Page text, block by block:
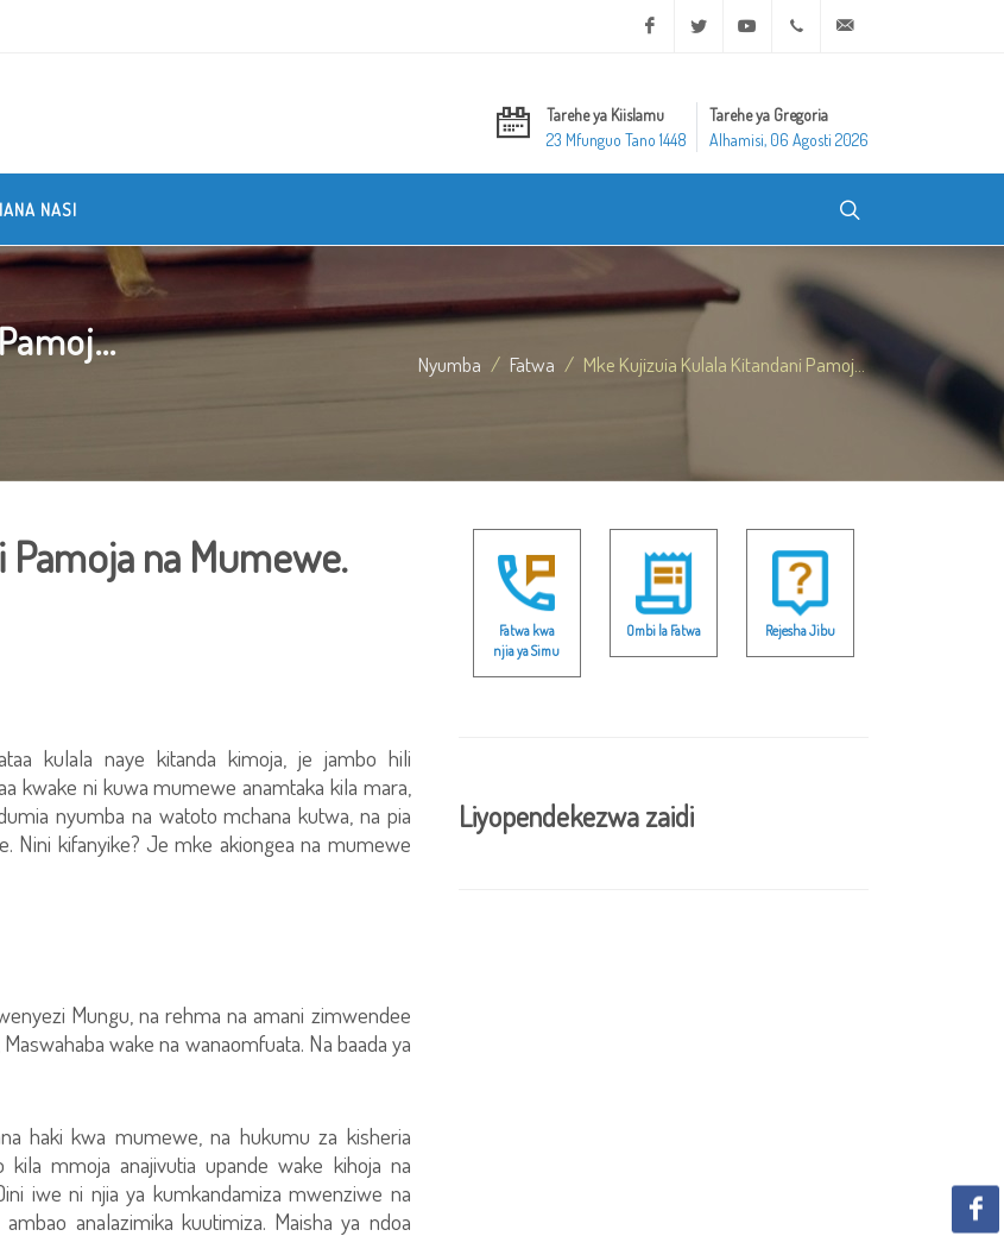
Facebook Twitter Youtube +20 2 25970400
Tarehe ya Kiislamu
23 Mfunguo Tano 1448
Tarehe ya Gregoria
Alhamisi, 06 Agosti 2026
NASI
Nyumba Fatwa Mke Kujizuia Kulala Kitandani Pamoj...
na Mumewe.
kulala naye kitanda kimoja, je jambo hili
kwake ni kuwa mumewe anamtaka kila mara,
nyumba na watoto mchana kutwa, na pia
Nini kifanyike? Je mke akiongea na mumewe
Mungu, na rehma na amani zimwendee
wake na wanaomfuata. Na baada ya
haki kwa mumewe, na hukumu za kisheria
kila mmoja anajivutia upande wake kihoja na
iwe ni njia ya kumkandamiza mwenziwe na
analazimika kuutimiza. Maisha ya ndoa
Fatwa kwa
njia ya Simu
Ombi la Fatwa Rejesha Jibu
Liyopendekezwa zaidi